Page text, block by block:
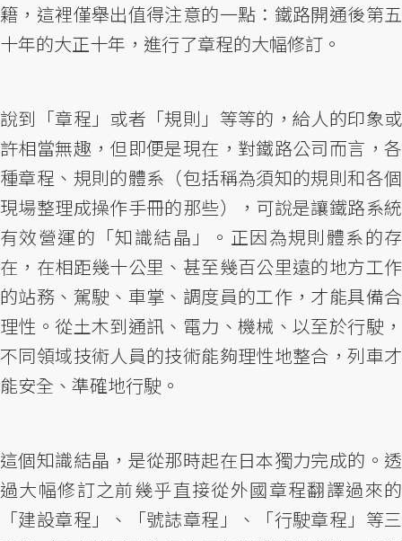
籍，這裡僅舉出值得注意的一點：鐵路開通後第五
十年的大正十年，進行了章程的大幅修訂。
說到「章程」或者「規則」等等的，給人的印象或
許相當無趣，但即便是現在，對鐵路公司而言，各
種章程、規則的體系（包括稱為須知的規則和各個
現場整理成操作手冊的那些），可說是讓鐵路系統
有效營運的「知識結晶」。正因為規則體系的存
在，在相距幾十公里、甚至幾百公里遠的地方工作
的站務、駕駛、車掌、調度員的工作，才能具備合
理性。從土木到通訊、電力、機械、以至於行駛，
不同領域技術人員的技術能夠理性地整合，列車才
能安全、準確地行駛。
這個知識結晶，是從那時起在日本獨力完成的。透
過大幅修訂之前幾乎直接從外國章程翻譯過來的
「建設章程」、「號誌章程」、「行駛章程」等三